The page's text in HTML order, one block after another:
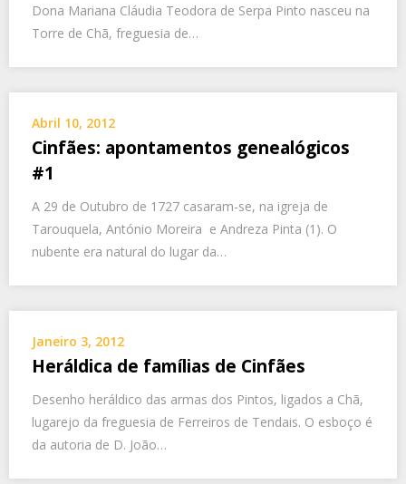
Dona Mariana Cláudia Teodora de Serpa Pinto nasceu na
Torre de Chã, freguesia de…
Abril 10, 2012
Cinfães: apontamentos genealógicos
#1
A 29 de Outubro de 1727 casaram-se, na igreja de
Tarouquela, António Moreira e Andreza Pinta (1). O
nubente era natural do lugar da…
Janeiro 3, 2012
Heráldica de famílias de Cinfães
Desenho heráldico das armas dos Pintos, ligados a Chã,
lugarejo da freguesia de Ferreiros de Tendais. O esboço é
da autoria de D. João…